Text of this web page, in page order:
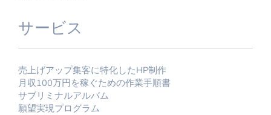
サービス
売上げアップ集客に特化したHP制作
月収100万円を稼ぐための作業手順書
サブリミナルアルバム
願望実現プログラム